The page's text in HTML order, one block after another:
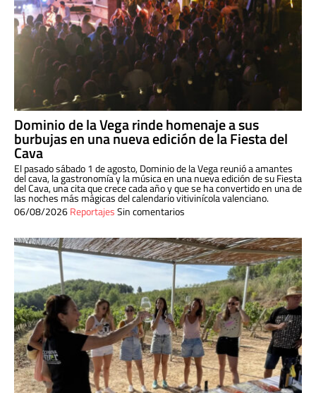
Dominio de la Vega rinde homenaje a sus
burbujas en una nueva edición de la Fiesta del
Cava
El pasado sábado 1 de agosto, Dominio de la Vega reunió a amantes
del cava, la gastronomía y la música en una nueva edición de su Fiesta
del Cava, una cita que crece cada año y que se ha convertido en una de
las noches más mágicas del calendario vitivinícola valenciano.
06/08/2026ReportajesSin comentarios